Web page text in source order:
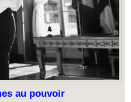
au pouvoir